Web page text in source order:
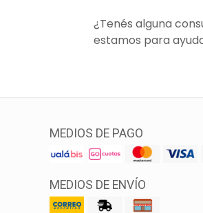
¿Tenés alguna
estamos para
MEDIOS DE PAGO
MEDIOS DE ENVÍO